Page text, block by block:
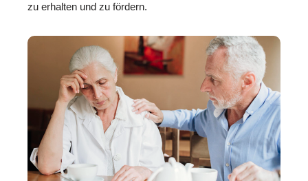
zu erhalten und zu fördern.